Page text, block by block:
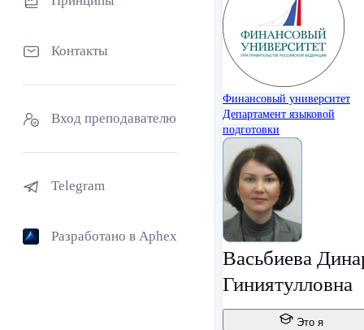
Контакты
Вход преподавателю
Telegram
Разработано в Aphex
Финансовый университет
Департамент языковой
подготовки
Васьбиева
Гиниятулловна
Это я